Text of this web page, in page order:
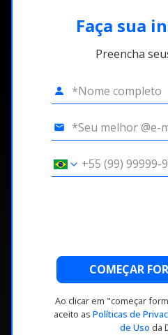
Faça sua
Preencha
COMEÇAR
Ao clicar em "começar
aceito as Políticas de
de Uso da